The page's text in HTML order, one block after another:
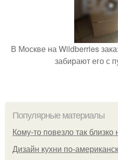
В Москве на Wildberries
забирают его с
Популярные материалы
Кому-то повезло так
Дизайн кухни по-